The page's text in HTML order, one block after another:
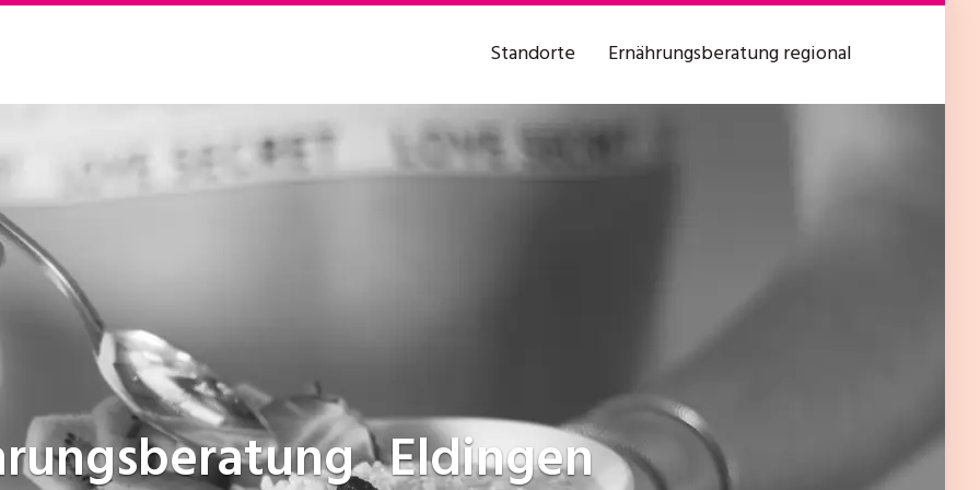
Standorte Ernährungsberatung regional
Eldingen